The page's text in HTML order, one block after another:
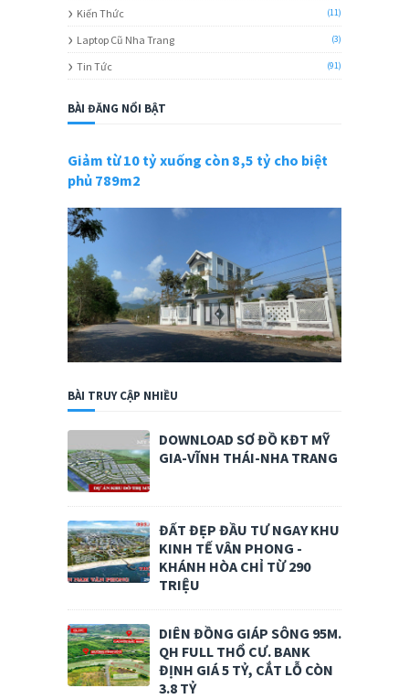
Kiến Thức (11)
Laptop Cũ Nha Trang (3)
Tin Tức (91)
BÀI ĐĂNG NỔI BẬT
Giảm từ 10 tỷ xuống còn 8,5 tỷ cho biệt
phủ 789m2
BÀI TRUY CẬP NHIỀU
DOWNLOAD SƠ ĐỒ KĐT MỸ
GIA-VĨNH THÁI-NHA TRANG
ĐẤT ĐẸP ĐẦU TƯ NGAY KHU
KINH TẾ VÂN PHONG -
KHÁNH HÒA CHỈ TỪ 290
TRIỆU
DIÊN ĐỒNG GIÁP SÔNG 95M.
QH FULL THỔ CƯ. BANK
ĐỊNH GIÁ 5 TỶ, CẮT LỖ CÒN
3.8 TỶ